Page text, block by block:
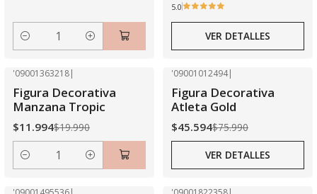
Cantidad
5.0
VER DETALLES
'09001363218|
Figura Decorativa
Manzana Tropic
$11.994$19.990
Cantidad
Agotado
'09001012494|
Figura Decorativa
Atleta Gold
$45.594$75.990
VER DETALLES